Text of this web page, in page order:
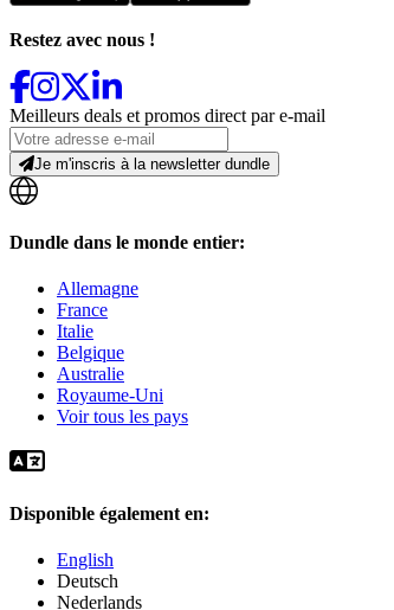
Restez avec nous !
Meilleurs deals et promos direct par e-mail
Je m'inscris à la newsletter dundle
Dundle dans le monde entier:
Allemagne
France
Italie
Belgique
Australie
Royaume-Uni
Voir tous les pays
Disponible également en:
English
Deutsch
Nederlands